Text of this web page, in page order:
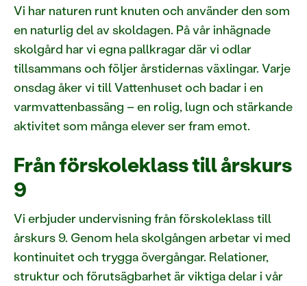
Vi har naturen runt knuten och använder den som
en naturlig del av skoldagen. På vår inhägnade
skolgård har vi egna pallkragar där vi odlar
tillsammans och följer årstidernas växlingar. Varje
onsdag åker vi till Vattenhuset och badar i en
varmvattenbassäng – en rolig, lugn och stärkande
aktivitet som många elever ser fram emot.
Från förskoleklass till årskurs
9
Vi erbjuder undervisning från förskoleklass till
årskurs 9. Genom hela skolgången arbetar vi med
kontinuitet och trygga övergångar. Relationer,
struktur och förutsägbarhet är viktiga delar i vår